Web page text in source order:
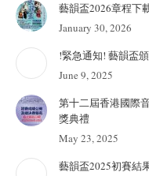
藝韻盃2026章程下
January 30, 2026
!緊急通知! 藝韻盃
June 9, 2025
第十二屆香港國際
獎典禮
May 23, 2025
藝韻盃2025初賽結